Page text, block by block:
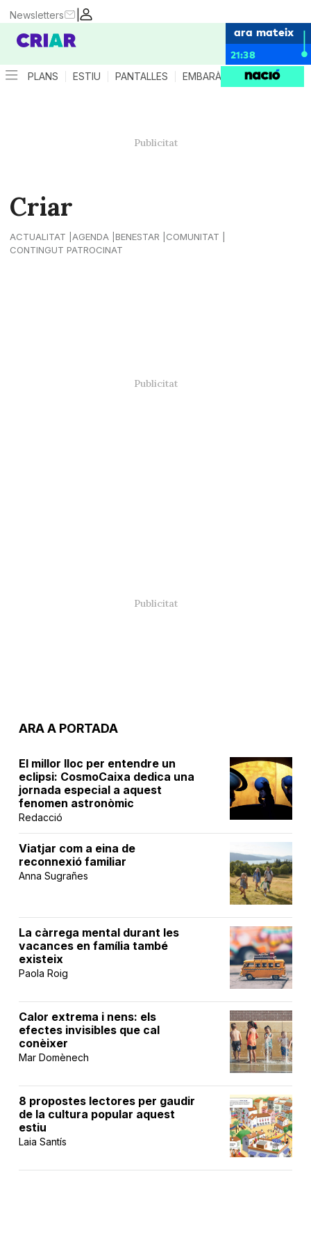
|
Newsletters
ara mateix
21:38
PLANS ESTIU PANTALLES EMBARÀS CRIANÇA
Criar
ACTUALITAT AGENDA BENESTAR
COMUNITAT
CONTINGUT PATROCINAT
ARA A PORTADA
El millor lloc per entendre un
eclipsi: CosmoCaixa dedica una
jornada especial a aquest
fenomen astronòmic
Redacció
Viatjar com a eina de
reconnexió familiar
Anna Sugrañes
La càrrega mental durant les
vacances en família també
existeix
Paola Roig
Calor extrema i nens: els
efectes invisibles que cal
conèixer
Mar Domènech
8 propostes lectores per gaudir
de la cultura popular aquest
estiu
Laia Santís